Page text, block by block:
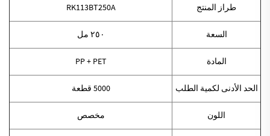
طراز المنتج RK113BT250A
السعة ٢٥٠ مل
المادة PP + PET
الحد الأدنى لكمية الطلب 5000 قطعة
اللون مخصص